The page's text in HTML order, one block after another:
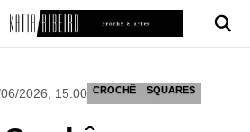
2026, 15:00 CROCHÊ SQUARES